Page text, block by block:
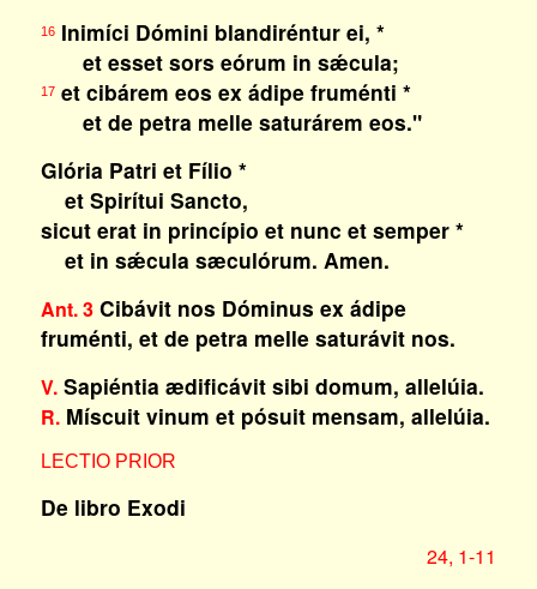
16Inimíci Dómini blandiréntur ei, *
et esset sors eórum in sǽcula;
17et cibárem eos ex ádipe fruménti *
et de petra melle saturárem eos."
Glória Patri et Fílio *
et Spirítui Sancto,
sicut erat in princípio et nunc et semper *
et in sǽcula sæculórum. Amen.
Ant. 3Cibávit nos Dóminus ex ádipe
fruménti, et de petra melle saturávit nos.
V.Sapiéntia ædificávit sibi domum, allelúia.
R.Míscuit vinum et pósuit mensam, allelúia.
LECTIO PRIOR
De libro Exodi
24, 1-11